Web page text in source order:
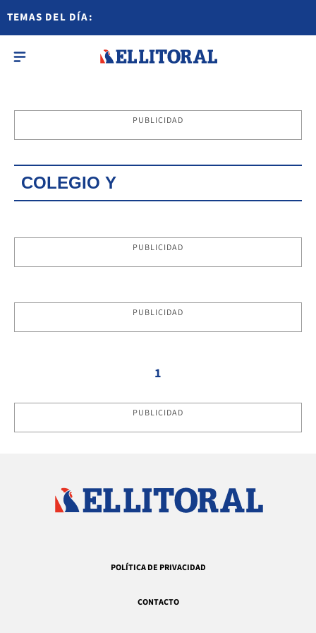
TEMAS DEL DÍA:
PUBLICIDAD
COLEGIO Y
PUBLICIDAD
PUBLICIDAD
1
PUBLICIDAD
POLÍTICA DE PRIVACIDAD
CONTACTO